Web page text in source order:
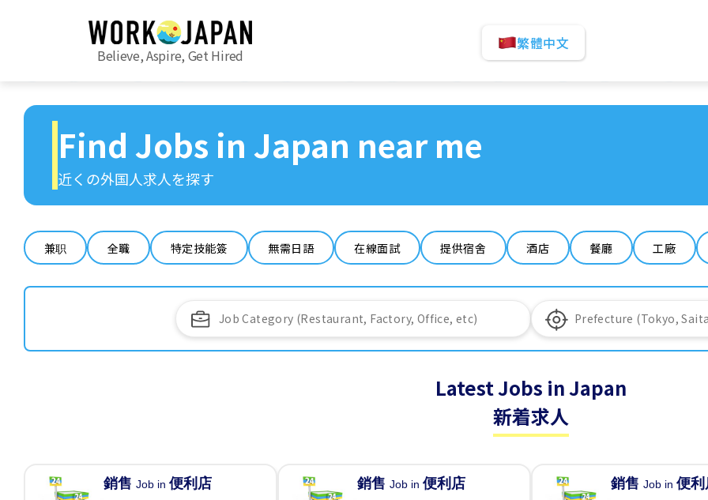
Believe, Aspire, Get Hired
繁體中文
Find Jobs in Japan near me
近くの外国人求人を探す
兼职 全職 特定技能簽 無需日語 在線面試 提供宿舍 酒店 餐廳 工廠
Latest Jobs in Japan
新着求人
銷售Job in便利店 銷售Job in便利店 銷售Job in便利